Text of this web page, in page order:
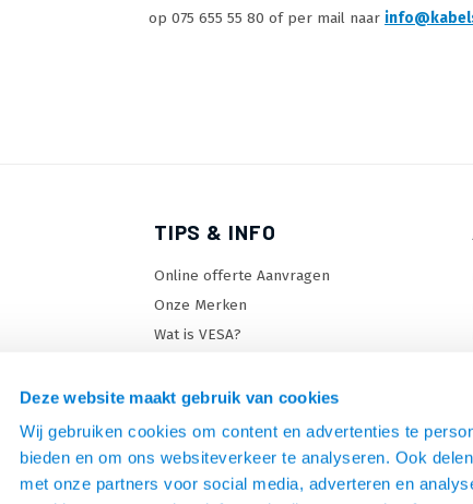
Deze website maakt gebruik van cookies
Wij gebruiken cookies om content en advertenties te
bieden en om ons websiteverkeer te analyseren. Ook
met onze partners voor social media, adverteren en
op 075 655 55 80 of per mail naar
TIPS & INFO
Online offerte Aanvragen
Onze Merken
Wat is VESA?
TV standaard keuzehulp
TV lift keuzehulp
Monitorarm keuzehulp
SiteMap